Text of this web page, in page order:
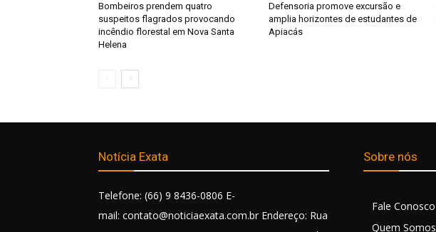
Bombeiros prendem quatro
suspeitos flagrados provocando
incêndio florestal em Nova Santa
Helena
Defensoria promove excursão e
amplia horizontes de estudantes de
Apiacás
Notícia Exata
Telefone: (66) 9 8436-0806 E-
mail: contato@noticiaexata.com.br Endereço: Rua
Sobre nós
Fale Conosco
Quem Somos